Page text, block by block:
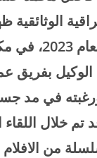
الوثائقية
الموافق 26
بفريق
في مد
تم خلال
من الافلام